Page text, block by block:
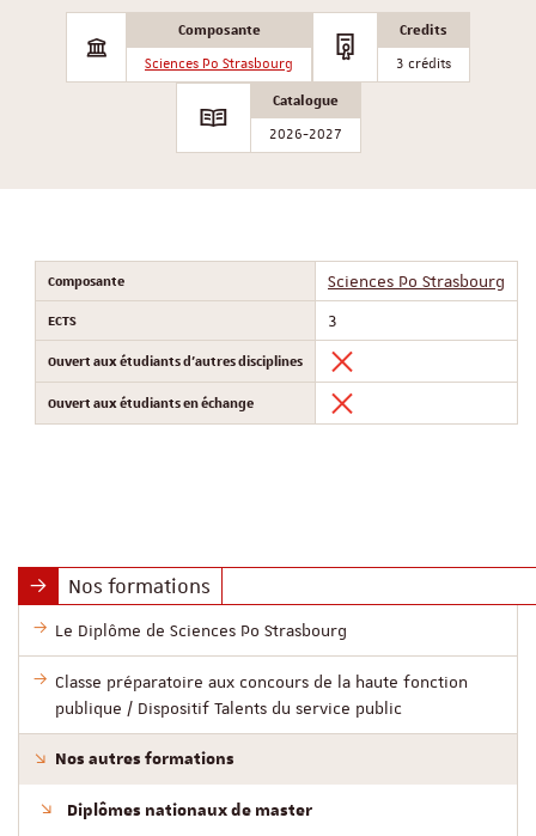
Composante
Sciences Po Strasbourg
Credits
3 crédits
Catalogue
2026-2027
Composante Sciences Po Strasbourg
ECTS 3
Ouvert aux étudiants d'autres disciplines
Ouvert aux étudiants en échange
Nos formations
Le Diplôme de Sciences Po Strasbourg
Classe préparatoire aux concours de la haute fonction
publique / Dispositif Talents du service public
Nos autres formations
Diplômes nationaux de master